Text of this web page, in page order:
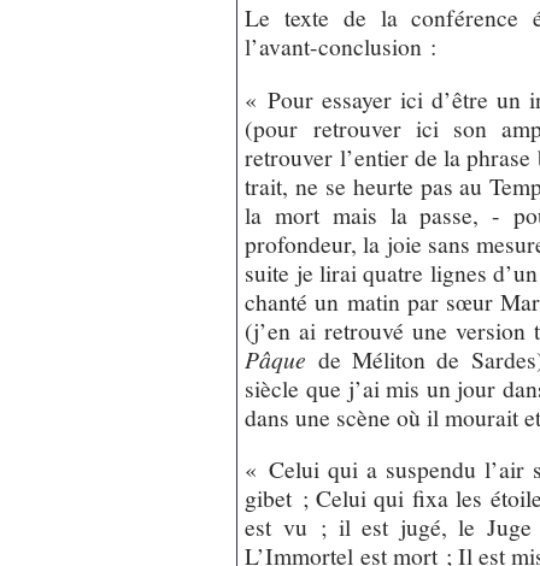
Le texte de la conférence
l’avant-conclusion :
« Pour essayer ici d’être un
(pour retrouver ici son
retrouver l’entier de la
trait, ne se heurte pas au
la mort mais la passe, -
profondeur, la joie sans
suite je lirai quatre lignes
chanté un matin par sœur
(j’en ai retrouvé une
Pâque de Méliton de
siècle que j’ai mis un jour
dans une scène où il mourait
« Celui qui a suspendu l’air
gibet ; Celui qui fixa les
est vu ; il est jugé, le Juge
L’Immortel est mort ; Il est